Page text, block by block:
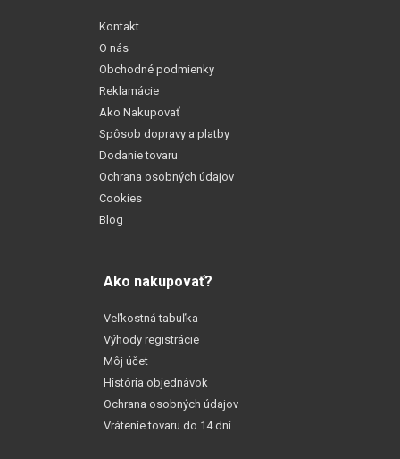
Kontakt
O nás
Obchodné podmienky
Reklamácie
Ako Nakupovať
Spôsob dopravy a platby
Dodanie tovaru
Ochrana osobných údajov
Cookies
Blog
Ako nakupovať?
Veľkostná tabuľka
Výhody registrácie
Môj účet
História objednávok
Ochrana osobných údajov
Vrátenie tovaru do 14 dní